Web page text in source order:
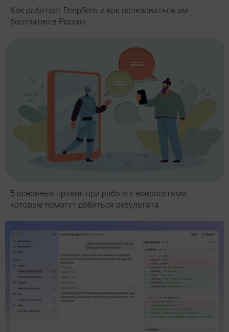
Как работает DeepSeek и как пользоваться им
бесплатно в России
5 основных правил при работе с нейросетями,
которые помогут добиться результата